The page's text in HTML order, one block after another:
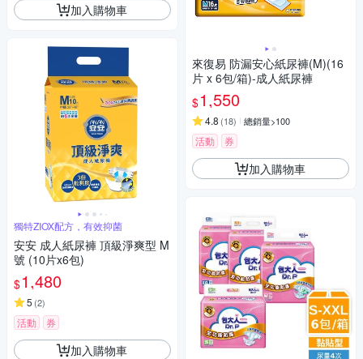
加入購物車
獨特ZIOX配方，有效抑菌
安安 成人紙尿褲 頂級淨爽型 M
號 (10片x6包)
$1,480
5 (2)
活動 券
加入購物車
來復易 防漏安心紙尿褲(M)(16
片 x 6包/箱)-成人紙尿褲
$1,550
4.8 (18) 總銷量>100
活動 券
加入購物車